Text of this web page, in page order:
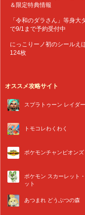
＆限定特典情報
「令和のダラさん」等身
で9/1まで予約受付中
にっこりーノ初のシールえ
124枚
オススメ攻略サイト
スプラトゥーン レイダ
トモコレわくわく
ポケモンチャンピオンズ
ポケモン スカーレット
ット
あつまれ どうぶつの森